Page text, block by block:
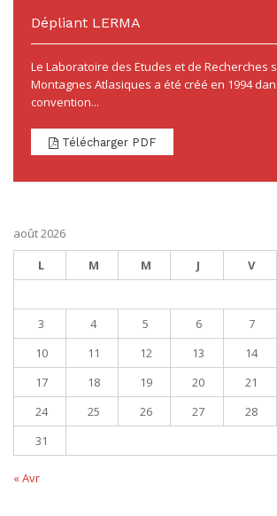
Dépliant LERMA
Le Laboratoire des Etudes et de Recherches
Montagnes Atlasiques a été créé en 1994
convention...
Télécharger PDF
août 2026
L
M M J V
3
4 5 6 7
10
11 12 13 14
17
18 19 20 21
24
25 26 27 28
31
« Avr